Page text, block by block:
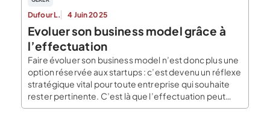
Dufour L. 4 Juin 2025
Evoluer son business model grâce à
l’effectuation
Faire évoluer son business model n’est donc plus une
option réservée aux startups : c’est devenu un réflexe
stratégique vital pour toute entreprise qui souhaite
rester pertinente. C’est là que l’effectuation peut
jouer un rôle déterminant. Elle offre une approche